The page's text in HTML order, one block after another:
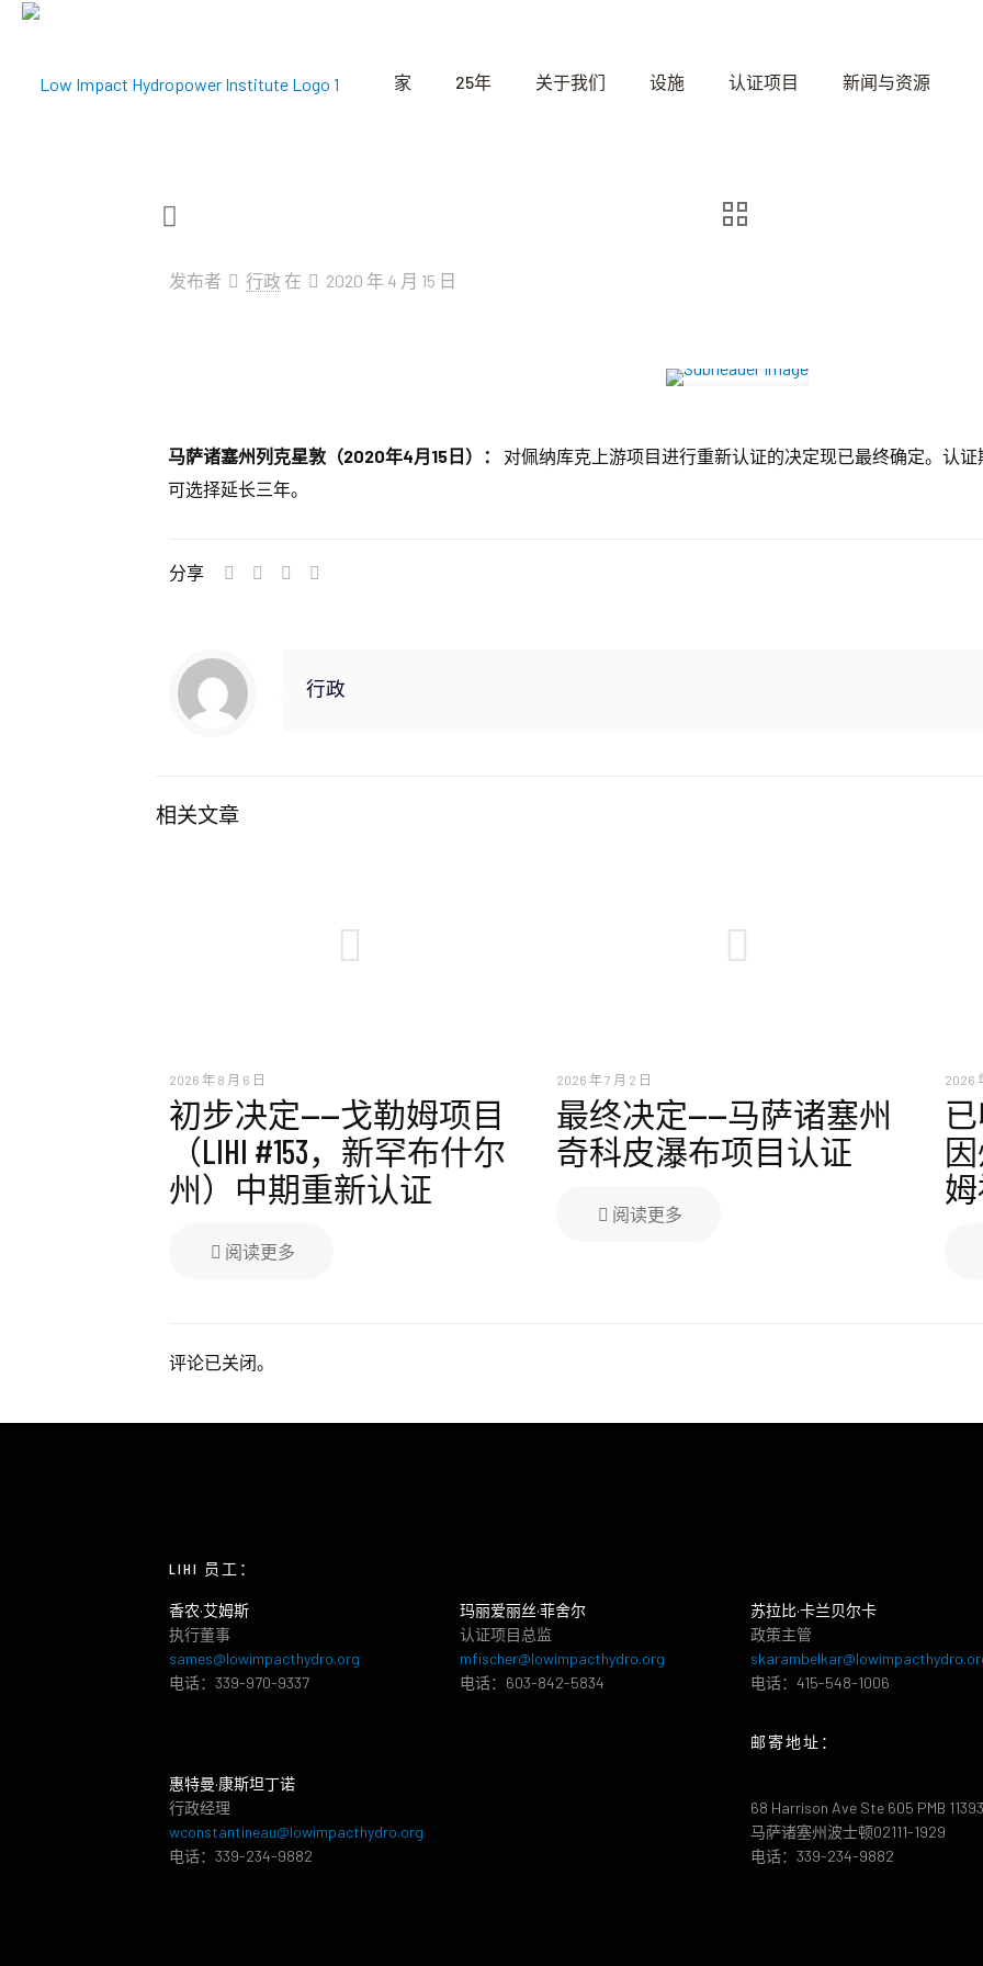
家 25年 关于我们 设施 认证项目 新闻与资源
发布者 行政 在 2020 年 4 月 15 日
马萨诸塞州列克星敦（2020年4月15日）：
对佩纳库克上游项目进行重新认证的决定现已最终确定。认证
可选择延长三年。
分享
行政
相关文章
2026 年 8 月 6 日
初步决定——戈勒姆项目
（LIHI #153，新罕布什尔
州）中期重新认证
阅读更多
2026 年 7 月 2 日
最终决定——马萨诸塞州
奇科皮瀑布项目认证
阅读更多
2026
评论已关闭。
LIHI 员工：
香农·艾姆斯
执行董事
sames@lowimpacthydro.org
电话：339-970-9337
惠特曼·康斯坦丁诺
行政经理
wconstantineau@lowimpacthydro.org
电话：339-234-9882
玛丽爱丽丝·菲舍尔
认证项目总监
mfischer@lowimpacthydro.org
电话：603-842-5834
苏拉比·卡兰贝尔卡
政策主管
电话：415-548-1006
邮寄地址：
68 Harrison Ave Ste 605 PMB
马萨诸塞州波士顿02111-1929
电话：339-234-9882